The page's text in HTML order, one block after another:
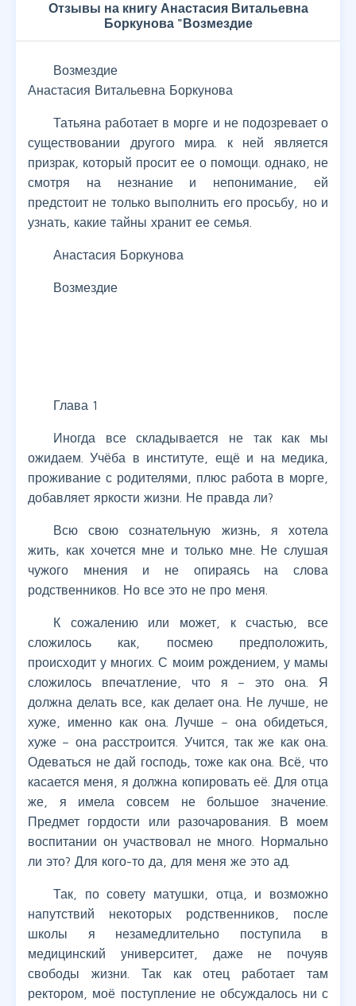
Отзывы на книгу Анастасия Витальевна
Боркунова "Возмездие
Возмездие
Анастасия Витальевна Боркунова
Татьяна работает в морге и не подозревает о
существовании другого мира. к ней является
призрак, который просит ее о помощи. однако, не
смотря на незнание и непонимание, ей
предстоит не только выполнить его просьбу, но и
узнать, какие тайны хранит ее семья.
Анастасия Боркунова
Возмездие
Глава 1
Иногда все складывается не так как мы
ожидаем. Учёба в институте, ещё и на медика,
проживание с родителями, плюс работа в морге,
добавляет яркости жизни. Не правда ли?
Всю свою сознательную жизнь, я хотела
жить, как хочется мне и только мне. Не слушая
чужого мнения и не опираясь на слова
родственников. Но все это не про меня.
К сожалению или может, к счастью, все
сложилось как, посмею предположить,
происходит у многих. С моим рождением, у мамы
сложилось впечатление, что я – это она. Я
должна делать все, как делает она. Не лучше, не
хуже, именно как она. Лучше – она обидеться,
хуже – она расстроится. Учится, так же как она.
Одеваться не дай господь, тоже как она. Всё, что
касается меня, я должна копировать её. Для отца
же, я имела совсем не большое значение.
Предмет гордости или разочарования. В моем
воспитании он участвовал не много. Нормально
ли это? Для кого-то да, для меня же это ад.
Так, по совету матушки, отца, и возможно
напутствий некоторых родственников, после
школы я незамедлительно поступила в
медицинский университет, даже не почуяв
свободы жизни. Так как отец работает там
ректором, моё поступление не обсуждалось ни с